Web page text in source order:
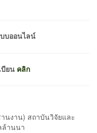
บออนไลน์
ยน คลิก
นงาน) สถาบันวิจัยและ
ล้านนา